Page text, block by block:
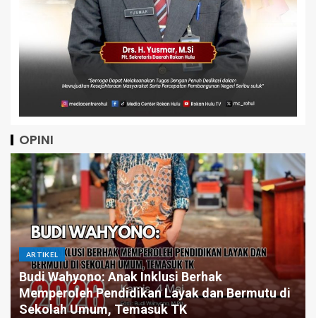
OPINI
ARTIKEL
Pintar Saja Tidak Cukup, Mengapa Birokrasi
Butuh Pemimpin yang Jago Eksekusi